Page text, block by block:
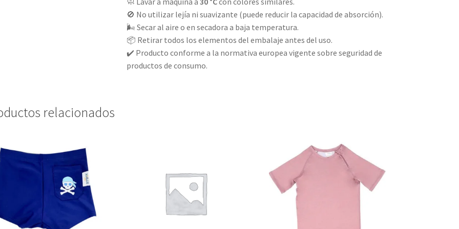
🚫 No utilizar lejía ni suavizante (puede reducir la capacidad de absorción).
🌬️ Secar al aire o en secadora a baja temperatura.
📦 Retirar todos los elementos del embalaje antes del uso.
✔️ Producto conforme a la normativa europea vigente sobre seguridad de
productos de consumo.
relacionados